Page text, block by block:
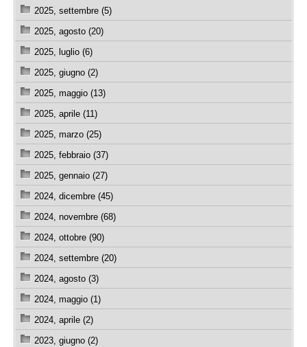
2025, settembre (5)
2025, agosto (20)
2025, luglio (6)
2025, giugno (2)
2025, maggio (13)
2025, aprile (11)
2025, marzo (25)
2025, febbraio (37)
2025, gennaio (27)
2024, dicembre (45)
2024, novembre (68)
2024, ottobre (90)
2024, settembre (20)
2024, agosto (3)
2024, maggio (1)
2024, aprile (2)
2023, giugno (2)